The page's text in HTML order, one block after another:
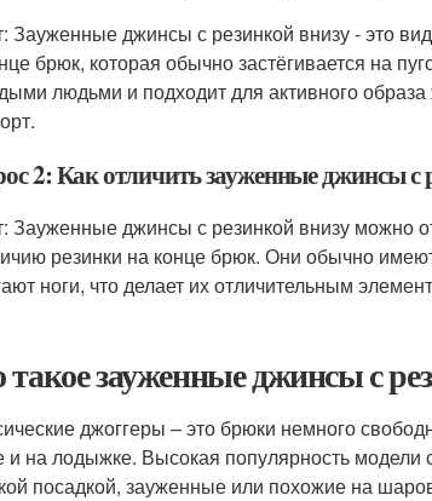
Зауженные джинсы с резинкой внизу - это
брюк, которая обычно застёгивается на
людьми и подходит для активного
2: Как отличить зауженные джинсы с
Зауженные джинсы с резинкой внизу можно
резинки на конце брюк. Они обычно
ноги, что делает их отличительным
зауженные джинсы с
джоггеры – это брюки немного
и на лодыжке. Высокая популярность
посадкой, зауженные или похожие на